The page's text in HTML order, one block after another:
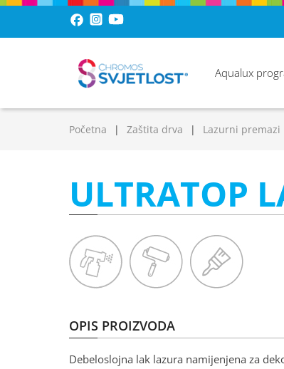
Aqualux
Početna Zaštita drva Lazurni premazi
ULTRATOP
OPIS PROIZVODA
Debeloslojna lak lazura namijenjena za